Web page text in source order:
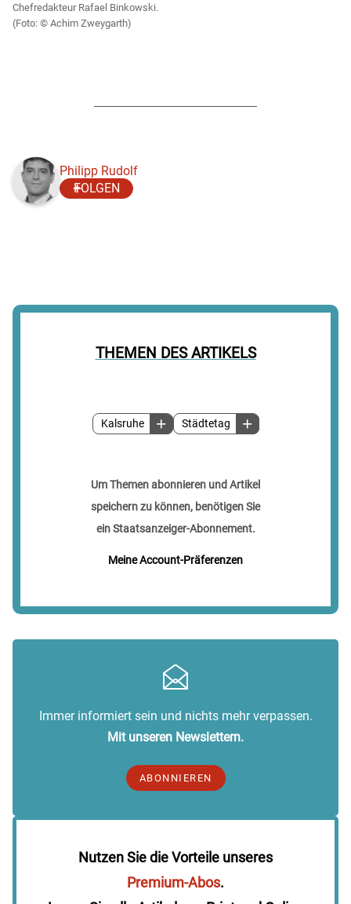
THEMEN DES ARTIKELS
Kalsruhe Städtetag
Um Themen abonnieren und Artikel
speichern zu können, benötigen Sie
ein Staatsanzeiger-Abonnement.
Meine Account-Präferenzen
Chefredakteur Rafael Binkowski.
Achim Zweygarth)
Philipp Rudolf
FOLGEN
Immer informiert sein und nichts mehr verpassen.
Mit unseren Newslettern.
ABONNIEREN
Nutzen Sie die Vorteile unseres
Premium-Abos.